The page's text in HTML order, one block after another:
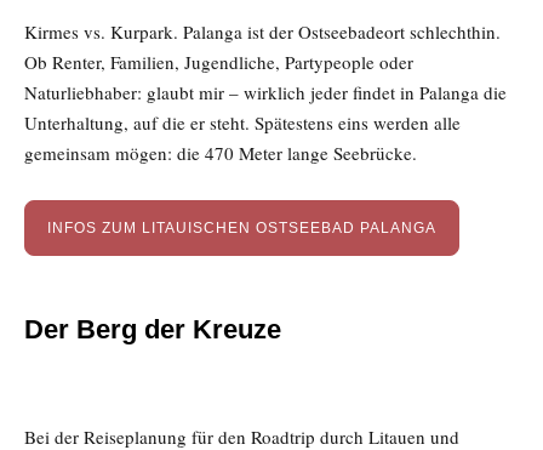
Kirmes vs. Kurpark. Palanga ist der Ostseebadeort schlechthin.
Ob Renter, Familien, Jugendliche, Partypeople oder
Naturliebhaber: glaubt mir – wirklich jeder findet in Palanga die
Unterhaltung, auf die er steht. Spätestens eins werden alle
gemeinsam mögen: die 470 Meter lange Seebrücke.
INFOS ZUM LITAUISCHEN OSTSEEBAD PALANGA
Der Berg der Kreuze
Bei der Reiseplanung für den Roadtrip durch Litauen und